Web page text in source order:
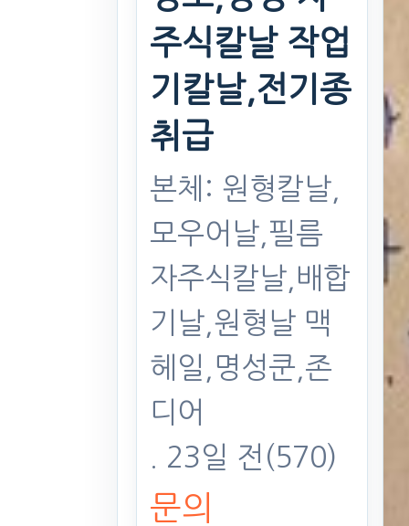
주식칼날 작업
기칼날,전기종
취급
본체: 원형칼날,
모우어날,필름
자주식칼날,배합
기날,원형날 맥
헤일,명성쿤,존
디어
. 23일 전 (570)
문의